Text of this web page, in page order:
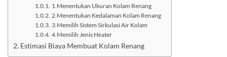
1.Menentukan Ukuran Kolam Renang
2.Menentukan Kedalaman Kolam Renang
3.Memilih Sistem Sirkulasi Air Kolam
4.Memilih Jenis Heater
Estimasi Biaya Membuat Kolam Renang